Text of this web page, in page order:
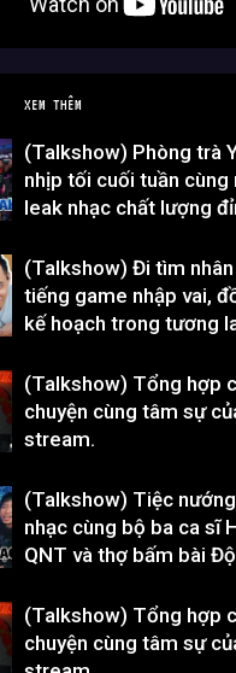
XEM THÊM
(Talkshow) Phòng trà
nhịp tối cuối tuần cùng
leak nhạc chất lượng
(Talkshow) Đi tìm
tiếng game nhập vai,
kế hoạch trong tương
(Talkshow) Tổng hợp
chuyện cùng tâm sự
stream.
(Talkshow) Tiệc
nhạc cùng bộ ba ca sĩ
QNT và thợ bấm bài
(Talkshow) Tổng hợp
chuyện cùng tâm sự